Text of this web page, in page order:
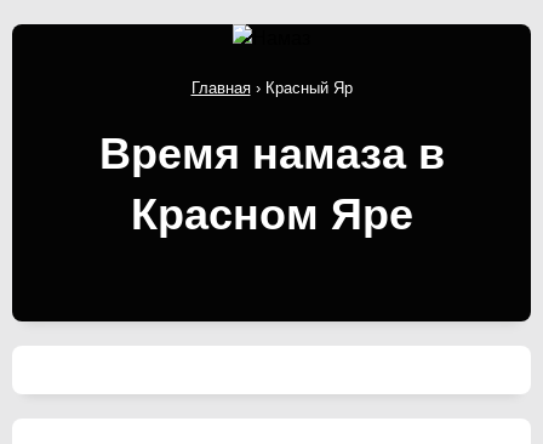
Главная› Красный Яр
Время намаза в
Красном Яре